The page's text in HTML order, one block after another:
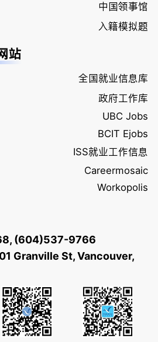
中国领事馆
入籍模拟题
站
全国就业信息库
政府工作库
UBC Jobs
BCIT Ejobs
ISS就业工作信息
Careermosaic
Workopolis
, (604)537-9766
Granville St, Vancouver,